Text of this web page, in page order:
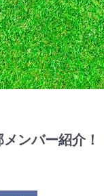
ンバー紹介